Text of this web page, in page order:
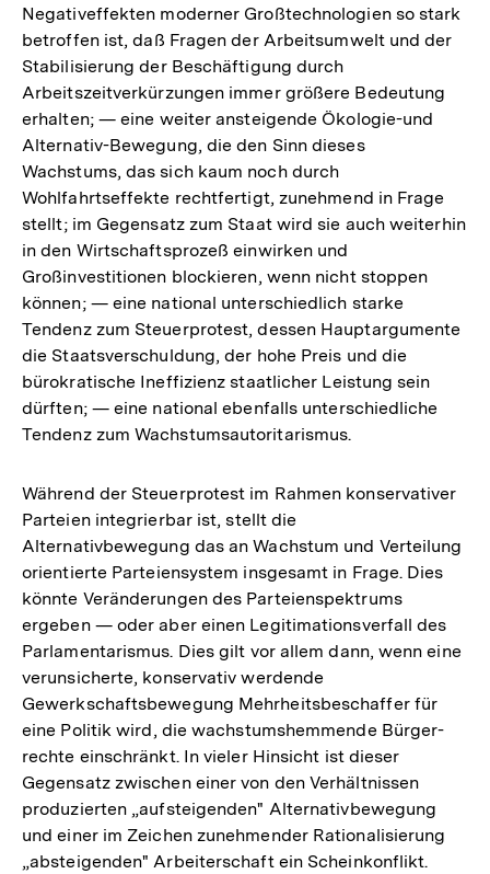
Negativeffekten moderner Großtechnologien so stark
betroffen ist, daß Fragen der Arbeitsumwelt und der
Stabilisierung der Beschäftigung durch
Arbeitszeitverkürzungen immer größere Bedeutung
erhalten; — eine weiter ansteigende Ökologie-und
Alternativ-Bewegung, die den Sinn dieses
Wachstums, das sich kaum noch durch
Wohlfahrtseffekte rechtfertigt, zunehmend in Frage
stellt; im Gegensatz zum Staat wird sie auch weiterhin
in den Wirtschaftsprozeß einwirken und
Großinvestitionen blockieren, wenn nicht stoppen
können; — eine national unterschiedlich starke
Tendenz zum Steuerprotest, dessen Hauptargumente
die Staatsverschuldung, der hohe Preis und die
bürokratische Ineffizienz staatlicher Leistung sein
dürften; — eine national ebenfalls unterschiedliche
Tendenz zum Wachstumsautoritarismus.
Während der Steuerprotest im Rahmen konservativer
Parteien integrierbar ist, stellt die
Alternativbewegung das an Wachstum und Verteilung
orientierte Parteiensystem insgesamt in Frage. Dies
könnte Veränderungen des Parteienspektrums
ergeben — oder aber einen Legitimationsverfall des
Parlamentarismus. Dies gilt vor allem dann, wenn eine
verunsicherte, konservativ werdende
Gewerkschaftsbewegung Mehrheitsbeschaffer für
eine Politik wird, die wachstumshemmende Bürger-
rechte einschränkt. In vieler Hinsicht ist dieser
Gegensatz zwischen einer von den Verhältnissen
produzierten „aufsteigenden" Alternativbewegung
und einer im Zeichen zunehmender Rationalisierung
„absteigenden" Arbeiterschaft ein Scheinkonflikt.